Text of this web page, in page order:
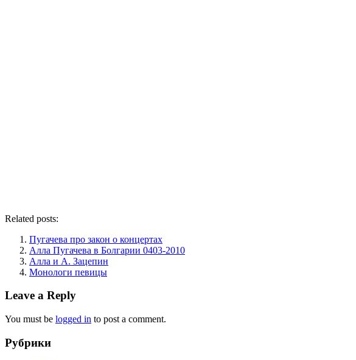
Related posts:
Пугачева про закон о концертах
Алла Пугачева в Болгарии 0403-2010
Алла и А. Зацепин
Монологи певицы
Leave a Reply
You must be logged in to post a comment.
Рубрики